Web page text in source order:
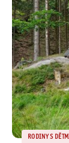
RODINY S DĚTMI